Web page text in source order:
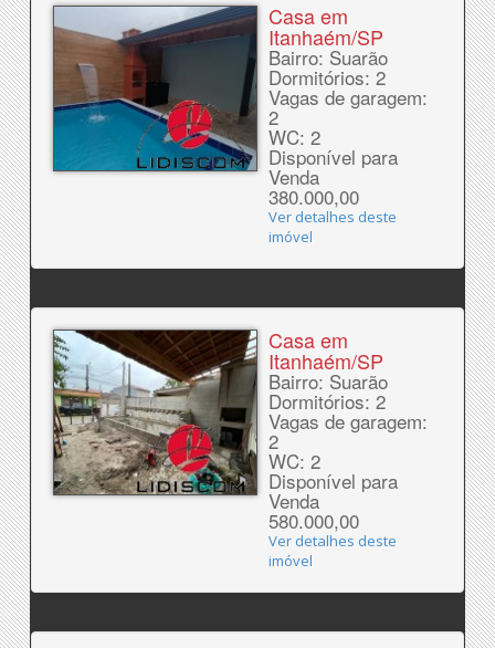
Casa em
Itanhaém/SP
Bairro: Suarão
Dormitórios: 2
Vagas de garagem:
2
WC: 2
Disponível para
Venda
380.000,00
Ver detalhes deste
imóvel
Casa em
Itanhaém/SP
Bairro: Suarão
Dormitórios: 2
Vagas de garagem:
2
WC: 2
Disponível para
Venda
580.000,00
Ver detalhes deste
imóvel